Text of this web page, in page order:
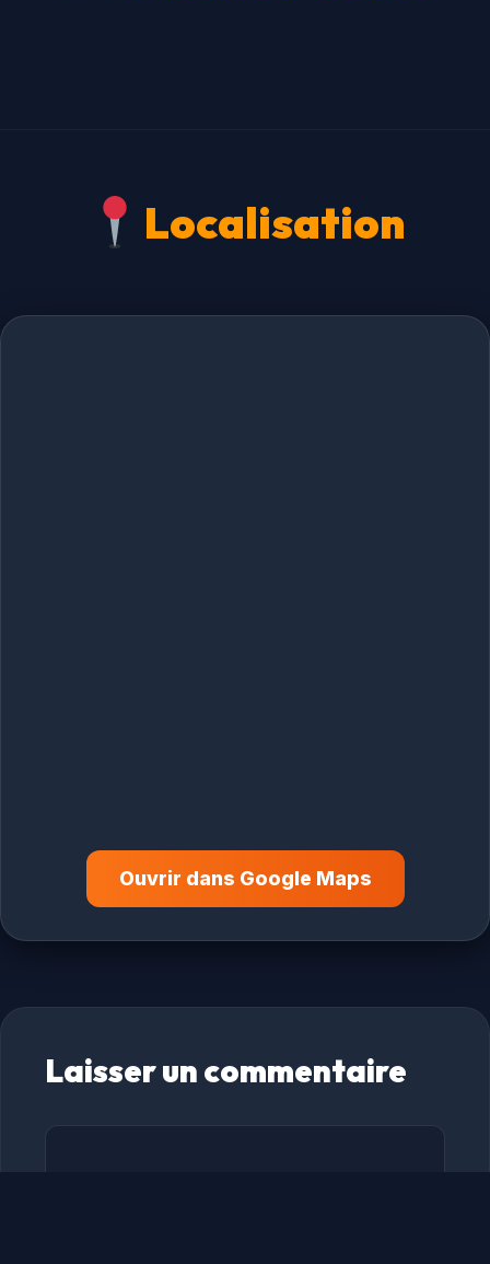
Localisation
Ouvrir dans Google Maps
Laisser un commentaire